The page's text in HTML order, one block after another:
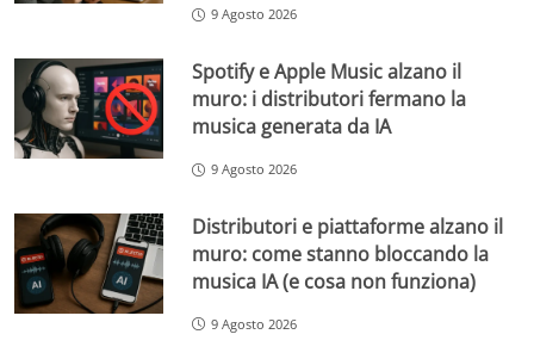
9 Agosto 2026
Spotify e Apple Music alzano il
muro: i distributori fermano la
musica generata da IA
9 Agosto 2026
Distributori e piattaforme alzano il
muro: come stanno bloccando la
musica IA (e cosa non funziona)
9 Agosto 2026